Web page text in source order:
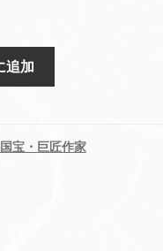
追加
宝・巨匠作家